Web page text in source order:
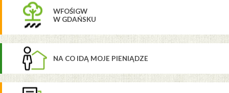
WFOŚIGW
W GDAŃSKU
NA CO IDĄ MOJE PIENIĄDZE